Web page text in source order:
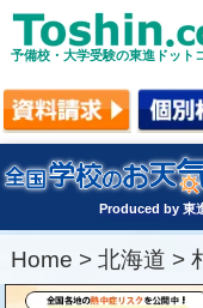
予備校・大学受験の東進ドット
Produced by 東
Home > 北海道 >